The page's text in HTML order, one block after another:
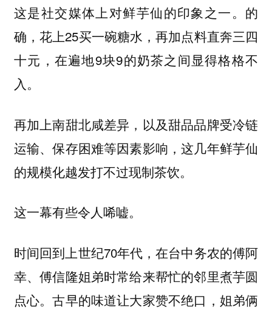
这是社交媒体上对鲜芋仙的印象之一。的
确，花上25买一碗糖水，再加点料直奔三四
十元，在遍地9块9的奶茶之间显得格格不
入。
再加上南甜北咸差异，以及甜品品牌受冷链
运输、保存困难等因素影响，这几年鲜芋仙
的规模化越发打不过现制茶饮。
这一幕有些令人唏嘘。
时间回到上世纪70年代，在台中务农的傅阿
幸、傅信隆姐弟时常给来帮忙的邻里煮芋圆
点心。古早的味道让大家赞不绝口，姐弟俩